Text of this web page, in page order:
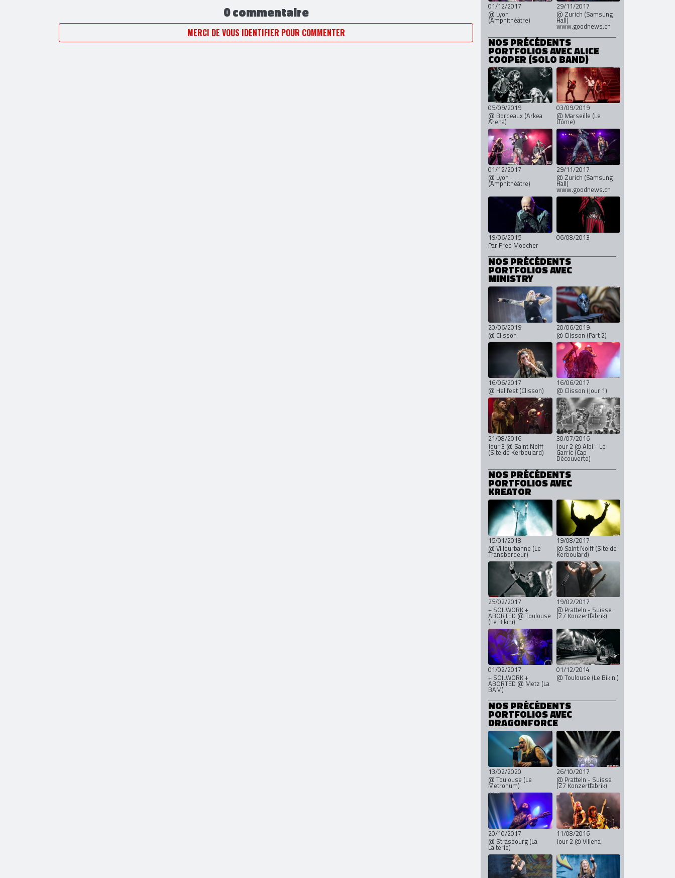
0 commentaire
MERCI DE VOUS IDENTIFIER POUR COMMENTER
01/12/2017
@ Lyon
(Amphithéâtre)
29/11/2017
@ Zurich (Samsung
Hall)
www.goodnews.ch
NOS PRÉCÉDENTS
PORTFOLIOS AVEC ALICE
COOPER (SOLO BAND)
05/09/2019
@ Bordeaux (Arkea
Arena)
03/09/2019
@ Marseille (Le
Dôme)
01/12/2017
@ Lyon
(Amphithéâtre)
29/11/2017
@ Zurich (Samsung
Hall)
www.goodnews.ch
19/06/2015
Par Fred Moocher
06/08/2013
NOS PRÉCÉDENTS
PORTFOLIOS AVEC
MINISTRY
20/06/2019
@ Clisson
20/06/2019
@ Clisson (Part 2)
16/06/2017
@ Hellfest (Clisson)
16/06/2017
@ Clisson (Jour 1)
21/08/2016
Jour 3 @ Saint Nolff
(Site de Kerboulard)
30/07/2016
Jour 2 @ Albi - Le
Garric (Cap
Découverte)
NOS PRÉCÉDENTS
PORTFOLIOS AVEC
KREATOR
15/01/2018
@ Villeurbanne (Le
Transbordeur)
19/08/2017
@ Saint Nolff (Site de
Kerboulard)
25/02/2017
+ SOILWORK +
ABORTED @ Toulouse
(Le Bikini)
19/02/2017
@ Pratteln - Suisse
(Z7 Konzertfabrik)
01/02/2017
+ SOILWORK +
ABORTED @ Metz (La
BAM)
01/12/2014
@ Toulouse (Le Bikini)
NOS PRÉCÉDENTS
PORTFOLIOS AVEC
DRAGONFORCE
13/02/2020
@ Toulouse (Le
Metronum)
26/10/2017
@ Pratteln - Suisse
(Z7 Konzertfabrik)
20/10/2017
@ Strasbourg (La
Laiterie)
11/08/2016
Jour 2 @ Villena